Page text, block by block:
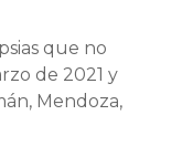
que no
de 2021 y
Mendoza,